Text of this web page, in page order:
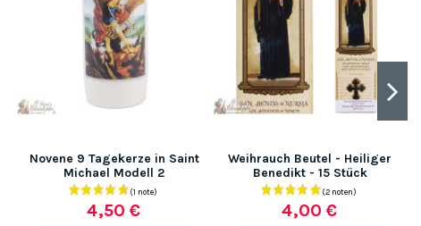
Novene 9 Tagekerze in Saint
Michael Modell 2
4,50 €
Weihrauch Beutel - Heiliger
Benedikt - 15 Stück
4,00 €